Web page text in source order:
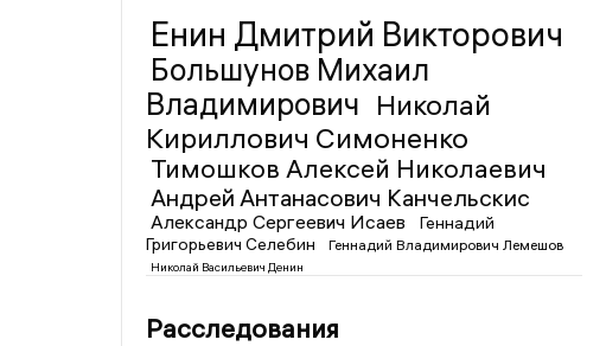
Енин Дмитрий Викторович
Большунов Михаил
Владимирович Николай
Кириллович Симоненко
Тимошков Алексей Николаевич
Андрей Антанасович Канчельскис
Александр Сергеевич Исаев
Геннадий
Григорьевич Селебин
Геннадий Владимирович Лемешов
Николай Васильевич Денин
Расследования